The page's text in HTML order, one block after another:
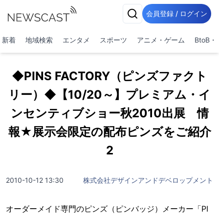
会員登録 / ログイン
新着 地域検索 エンタメ スポーツ アニメ・ゲーム BtoB・
◆PINS FACTORY（ピンズファクト
リー）◆【10/20～】プレミアム・イ
ンセンティブショー秋2010出展 情
報★展示会限定の配布ピンズをご紹介
2
2010-10-12 13:30 株式会社デザインアンドデベロップメント
オーダーメイド専門のピンズ（ピンバッジ）メーカー「PI